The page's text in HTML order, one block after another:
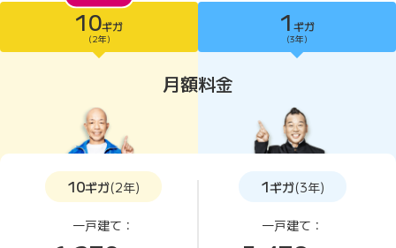
10ギガがおすすめ
10ギガ
(2年)
1 ギガ
(3年)
月額料金
10ギガ(2年)
一戸建て：
1ギガ(3年)
一戸建て：